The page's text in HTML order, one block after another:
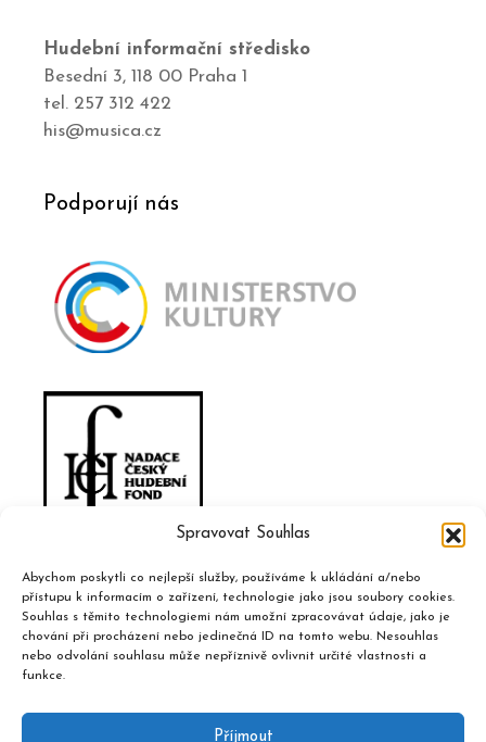
Spravovat Souhlas
Abychom poskytli co nejlepší služby, používáme k ukládání a/nebo
přístupu k informacím o zařízení, technologie jako jsou soubory cookies.
Souhlas s těmito technologiemi nám umožní zpracovávat údaje, jako je
chování při procházení nebo jedinečná ID na tomto webu. Nesouhlas
nebo odvolání souhlasu může nepříznivě ovlivnit určité vlastnosti a
funkce.
Příjmout
Hudební informační středisko
Besední 3, 118 00 Praha 1
tel. 257 312 422
his@musica.cz
Podporují nás